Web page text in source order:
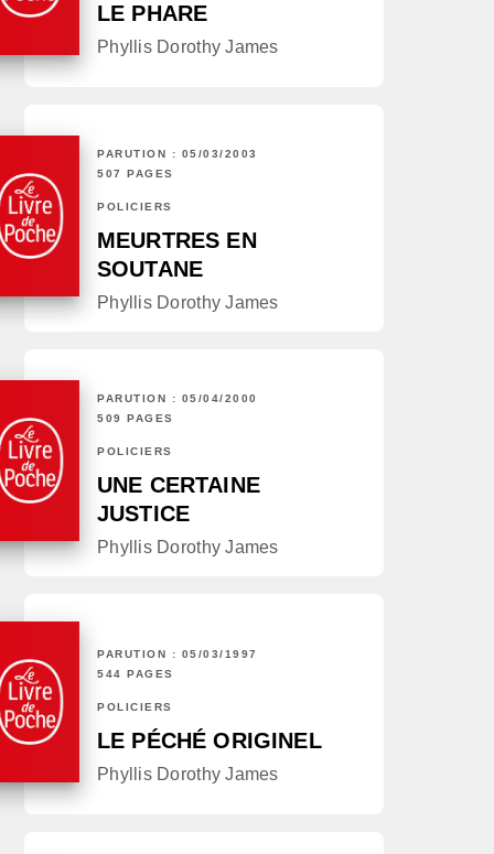
LE PHARE
Phyllis Dorothy James
PARUTION : 05/03/2003
507 PAGES
POLICIERS
MEURTRES EN
SOUTANE
Phyllis Dorothy James
PARUTION : 05/04/2000
509 PAGES
POLICIERS
UNE CERTAINE
JUSTICE
Phyllis Dorothy James
PARUTION : 05/03/1997
544 PAGES
POLICIERS
LE PÉCHÉ ORIGINEL
Phyllis Dorothy James